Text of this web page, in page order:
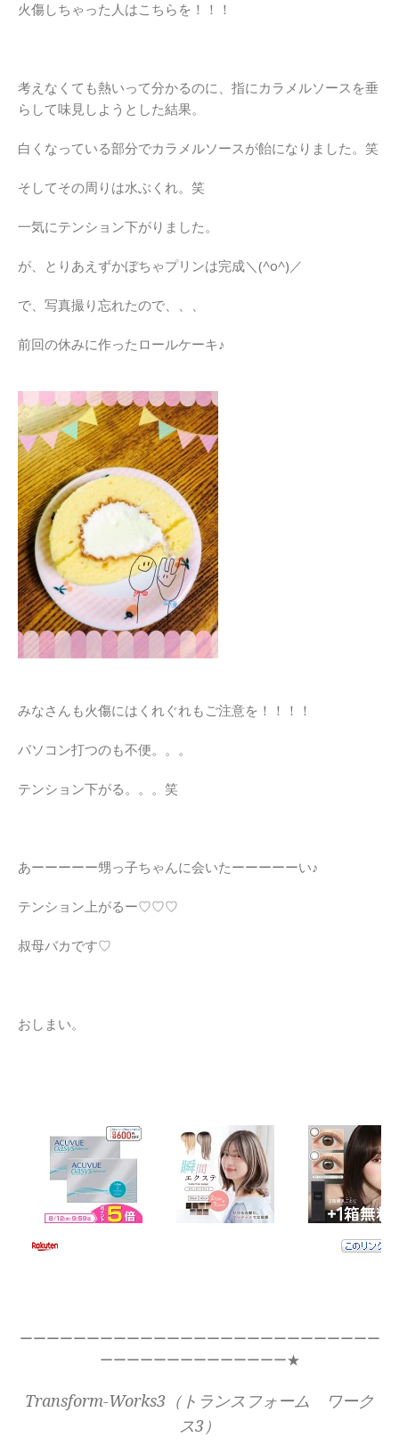
火傷しちゃった人はこちらを！！！
考えなくても熱いって分かるのに、指にカラメルソースを垂
らして味見しようとした結果。
白くなっている部分でカラメルソースが飴になりました。笑
そしてその周りは水ぶくれ。笑
一気にテンション下がりました。
が、とりあえずかぼちゃプリンは完成＼(^o^)／
で、写真撮り忘れたので、、、
前回の休みに作ったロールケーキ♪
みなさんも火傷にはくれぐれもご注意を！！！！
パソコン打つのも不便。。。
テンション下がる。。。笑
あーーーーー甥っ子ちゃんに会いたーーーーーい♪
テンション上がるー♡♡♡
叔母バカです♡
おしまい。
ーーーーーーーーーーーーーーーーーーーーーーーーーーー
ーーーーーーーーーーーーーー★
Transform-Works3（トランスフォーム ワーク
ス3）